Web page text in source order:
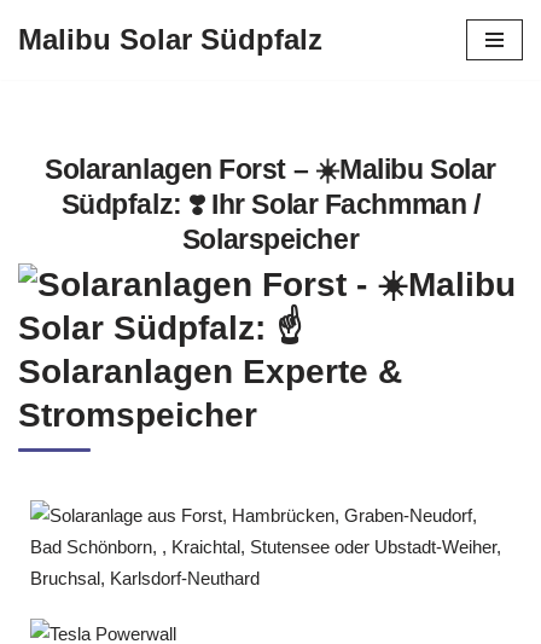
Malibu Solar Südpfalz
Solaranlagen Forst – ☀️Malibu Solar
Südpfalz: ❣️ Ihr Solar Fachmman /
Solarspeicher